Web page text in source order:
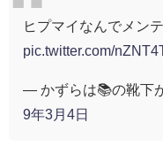
ヒプマイなんでメン
pic.twitter.com/
— かずらは📚の靴下
9年3月4日